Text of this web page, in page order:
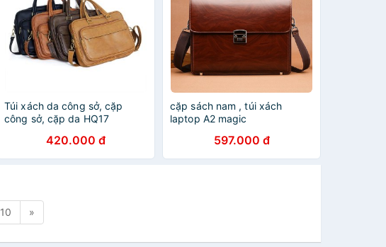
Túi xách da công sở, cặp
công sở, cặp da HQ17
420.000 đ
cặp sách nam , túi xách
laptop A2 magic
597.000 đ
10 »